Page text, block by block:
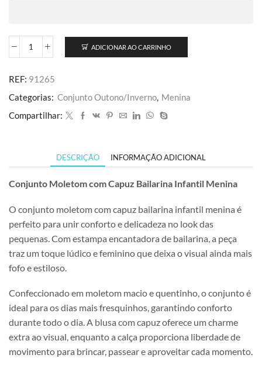
ADICIONAR AO CARRINHO
REF: 91265
Categorias: Conjunto Outono/Inverno, Menina
Compartilhar:
DESCRIÇÃO INFORMAÇÃO ADICIONAL
Conjunto Moletom com Capuz Bailarina Infantil Menina
O conjunto moletom com capuz bailarina infantil menina é
perfeito para unir conforto e delicadeza no look das
pequenas. Com estampa encantadora de bailarina, a peça
traz um toque lúdico e feminino que deixa o visual ainda mais
fofo e estiloso.
Confeccionado em moletom macio e quentinho, o conjunto é
ideal para os dias mais fresquinhos, garantindo conforto
durante todo o dia. A blusa com capuz oferece um charme
extra ao visual, enquanto a calça proporciona liberdade de
movimento para brincar, passear e aproveitar cada momento.